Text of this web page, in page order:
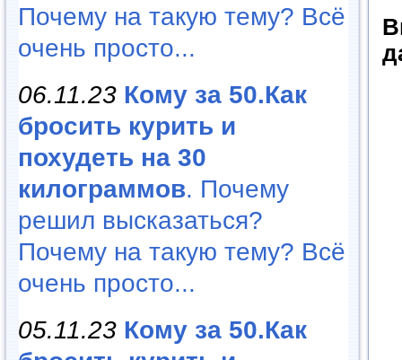
Почему на такую тему? Всё
очень просто...
06.11.23 Кому за 50.Как
бросить курить и
похудеть на 30
килограммов. Почему
решил высказаться?
Почему на такую тему? Всё
очень просто...
05.11.23 Кому за 50.Как